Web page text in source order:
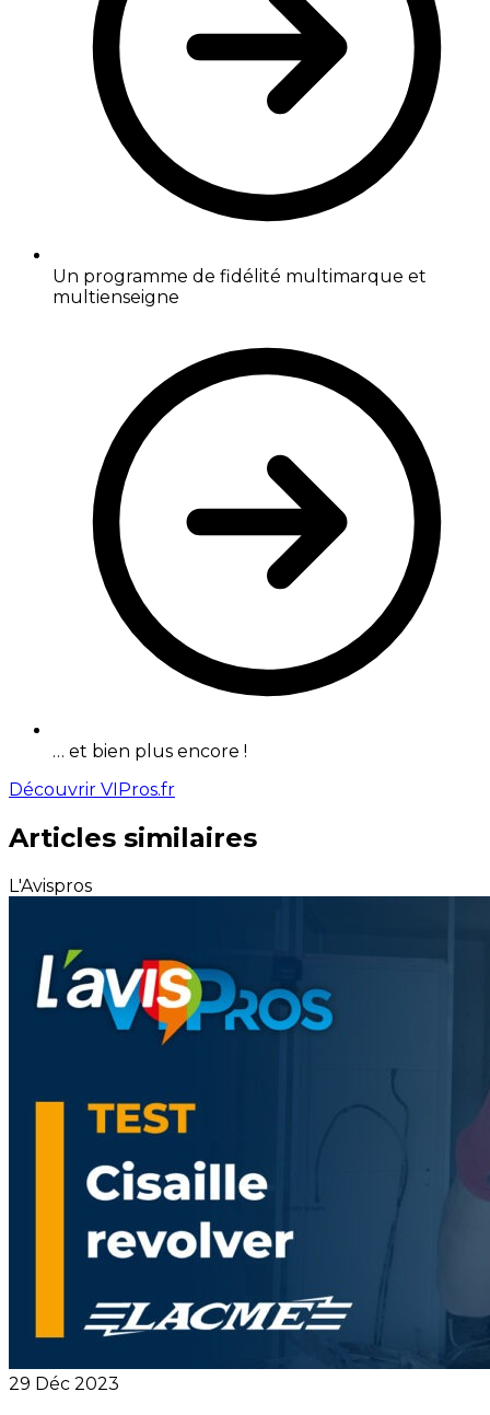
Un programme de fidélité multimarque et
multienseigne
… et bien plus encore !
Découvrir VIPros.fr
Articles similaires
L'Avispros
29 Déc 2023